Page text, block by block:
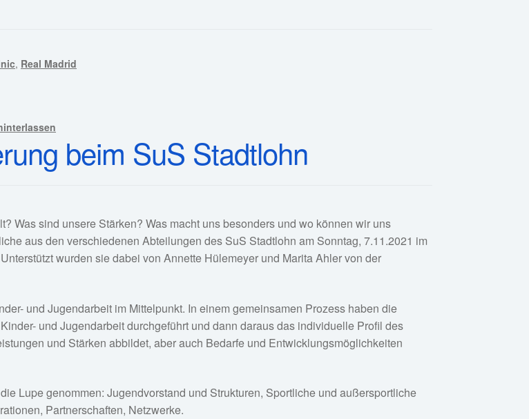
, Real Madrid
beim SuS Stadtlohn
Was sind unsere Stärken? Was macht uns besonders und wo können wir uns
aus den verschiedenen Abteilungen des SuS Stadtlohn am Sonntag, 7.11.2021 im
wurden sie dabei von Annette Hülemeyer und Marita Ahler von der
und Jugendarbeit im Mittelpunkt. In einem gemeinsamen Prozess haben die
und Jugendarbeit durchgeführt und dann daraus das individuelle Profil des
und Stärken abbildet, aber auch Bedarfe und Entwicklungsmöglichkeiten
Lupe genommen: Jugendvorstand und Strukturen, Sportliche und außersportliche
Partnerschaften, Netzwerke.